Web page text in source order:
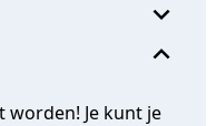
expand_more
expand_less
Je kunt je